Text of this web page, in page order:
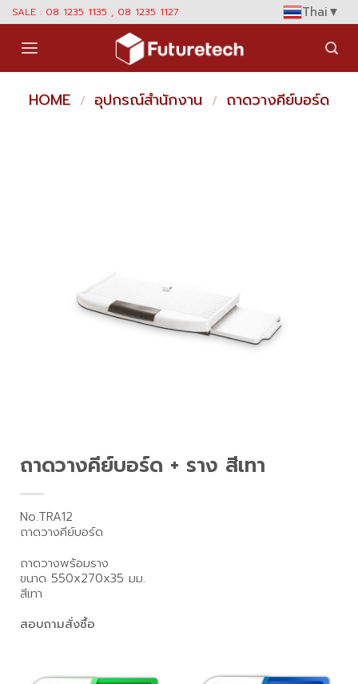
Skip
content
SALE : 08 1235 1135 , 08 1235 1127 Thai▼
HOME / อุปกรณ์สำนักงาน / ถาดวางคีย์บอร์ด
ถาดวางคีย์บอร์ด + ราง สีเทา
No.TRA12
ถาดวางคีย์บอร์ด
ถาดวางพร้อมราง
ขนาด 550x270x35 มม.
สีเทา
สอบถามสั่งซื้อ